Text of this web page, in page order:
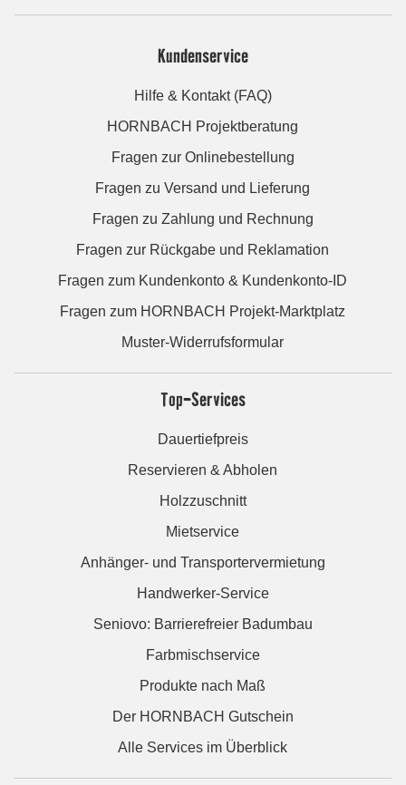
Kundenservice
Hilfe & Kontakt (FAQ)
HORNBACH Projektberatung
Fragen zur Onlinebestellung
Fragen zu Versand und Lieferung
Fragen zu Zahlung und Rechnung
Fragen zur Rückgabe und Reklamation
Fragen zum Kundenkonto & Kundenkonto-ID
Fragen zum HORNBACH Projekt-Marktplatz
Muster-Widerrufsformular
Top-Services
Dauertiefpreis
Reservieren & Abholen
Holzzuschnitt
Mietservice
Anhänger- und Transportervermietung
Handwerker-Service
Seniovo: Barrierefreier Badumbau
Farbmischservice
Produkte nach Maß
Der HORNBACH Gutschein
Alle Services im Überblick